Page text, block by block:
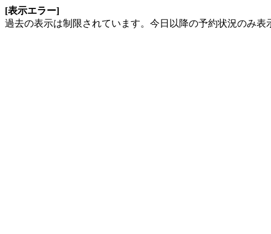
[表示エラー]
過去の表示は制限されています。今日以降の予約状況のみ表